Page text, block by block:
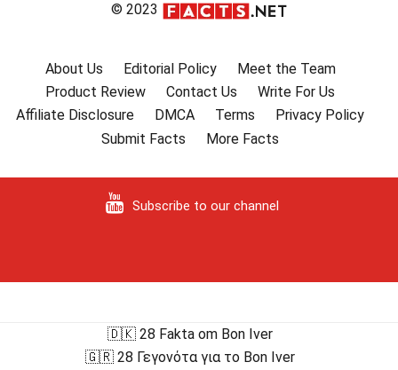
© 2023
About Us Editorial Policy
Meet the Team
Product Review
Contact Us
Write For Us
Affiliate Disclosure
DMCA Terms
Privacy Policy
Submit Facts
More Facts
Subscribe to our channel
🇩🇰 28 Fakta om Bon Iver
🇬🇷 28 Γεγονότα για το Bon Iver